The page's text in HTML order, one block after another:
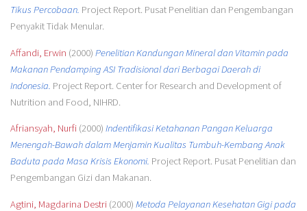
Tikus Percobaan. Project Report. Pusat Penelitian dan Pengembangan
Penyakit Tidak Menular.
Affandi, Erwin (2000) Penelitian Kandungan Mineral dan Vitamin pada
Makanan Pendamping ASI Tradisional dari Berbagai Daerah di
Indonesia. Project Report. Center for Research and Development of
Nutrition and Food, NIHRD.
Afriansyah, Nurfi(2000) Indentifikasi Ketahanan Pangan Keluarga
Menengah-Bawah dalam Menjamin Kualitas Tumbuh-Kembang Anak
Baduta pada Masa Krisis Ekonomi. Project Report. Pusat Penelitian dan
Pengembangan Gizi dan Makanan.
Agtini, Magdarina Destri(2000) Metoda Pelayanan Kesehatan Gigi pada